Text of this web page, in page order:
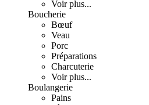
Voir plus...
Boucherie
Bœuf
Veau
Porc
Préparations
Charcuterie
Voir plus...
Boulangerie
Pains